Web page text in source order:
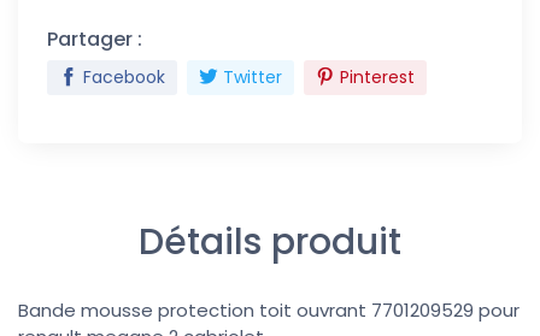
Partager :
Facebook Twitter Pinterest
Détails produit
Bande mousse protection toit ouvrant 7701209529 pour